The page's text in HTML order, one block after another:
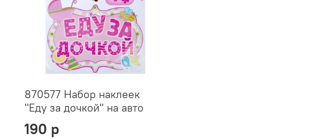
870577 Набор наклеек
"Еду за дочкой" на авто
190 р